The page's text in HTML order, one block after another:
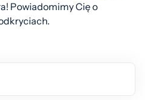
Powiadomimy Cię o